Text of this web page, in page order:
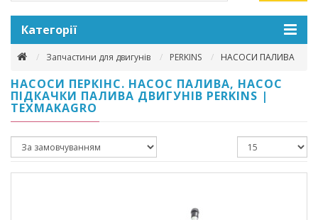
Категорії
Запчастини для двигунів PERKINS НАСОСИ ПАЛИВА
НАСОСИ ПЕРКІНС. НАСОС ПАЛИВА, НАСОС
ПІДКАЧКИ ПАЛИВА ДВИГУНІВ PERKINS |
TEXMAKAGRO